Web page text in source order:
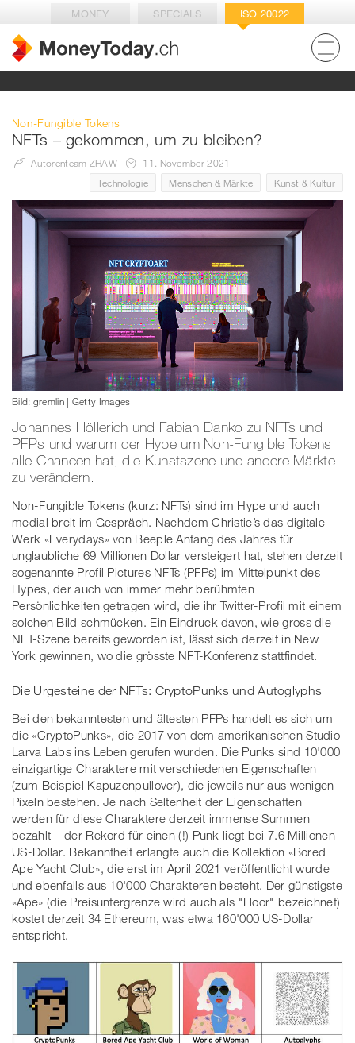
MONEY SPECIALS ISO 20022
Non-Fungible Tokens
NFTs – gekommen, um zu bleiben?
Autorenteam ZHAW
11. November 2021
Technologie
Menschen & Märkte Kunst & Kultur
Bild: gremlin | Getty Images
Johannes Höllerich und Fabian Danko zu NFTs und
PFPs und warum der Hype um Non-Fungible Tokens
alle Chancen hat, die Kunstszene und andere Märkte
zu verändern.
Non-Fungible Tokens (kurz: NFTs) sind im Hype und auch
medial breit im Gespräch. Nachdem Christie’s das digitale
Werk «Everydays» von Beeple Anfang des Jahres für
unglaubliche 69 Millionen Dollar versteigert hat, stehen derzeit
sogenannte Profil Pictures NFTs (PFPs) im Mittelpunkt des
Hypes, der auch von immer mehr berühmten
Persönlichkeiten getragen wird, die ihr Twitter-Profil mit einem
solchen Bild schmücken. Ein Eindruck davon, wie gross die
NFT-Szene bereits geworden ist, lässt sich derzeit in New
York gewinnen, wo die grösste NFT-Konferenz stattfindet.
Die Urgesteine der NFTs: CryptoPunks und Autoglyphs
Bei den bekanntesten und ältesten PFPs handelt es sich um
die «CryptoPunks», die 2017 von dem amerikanischen Studio
Larva Labs ins Leben gerufen wurden. Die Punks sind 10'000
einzigartige Charaktere mit verschiedenen Eigenschaften
(zum Beispiel Kapuzenpullover), die jeweils nur aus wenigen
Pixeln bestehen. Je nach Seltenheit der Eigenschaften
werden für diese Charaktere derzeit immense Summen
bezahlt – der Rekord für einen (!) Punk liegt bei 7.6 Millionen
US-Dollar. Bekanntheit erlangte auch die Kollektion «Bored
Ape Yacht Club», die erst im April 2021 veröffentlicht wurde
und ebenfalls aus 10'000 Charakteren besteht. Der günstigste
«Ape» (die Preisuntergrenze wird auch als "Floor" bezeichnet)
kostet derzeit 34 Ethereum, was etwa 160'000 US-Dollar
entspricht.